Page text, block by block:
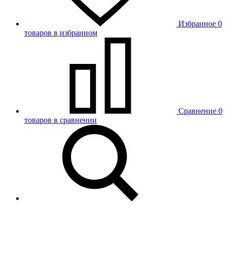
Избранное 0
товаров в избранном
Сравнение 0
товаров в сравнении